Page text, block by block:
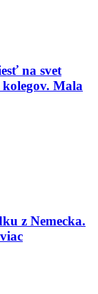
na svet
Mala
z Nemecka.